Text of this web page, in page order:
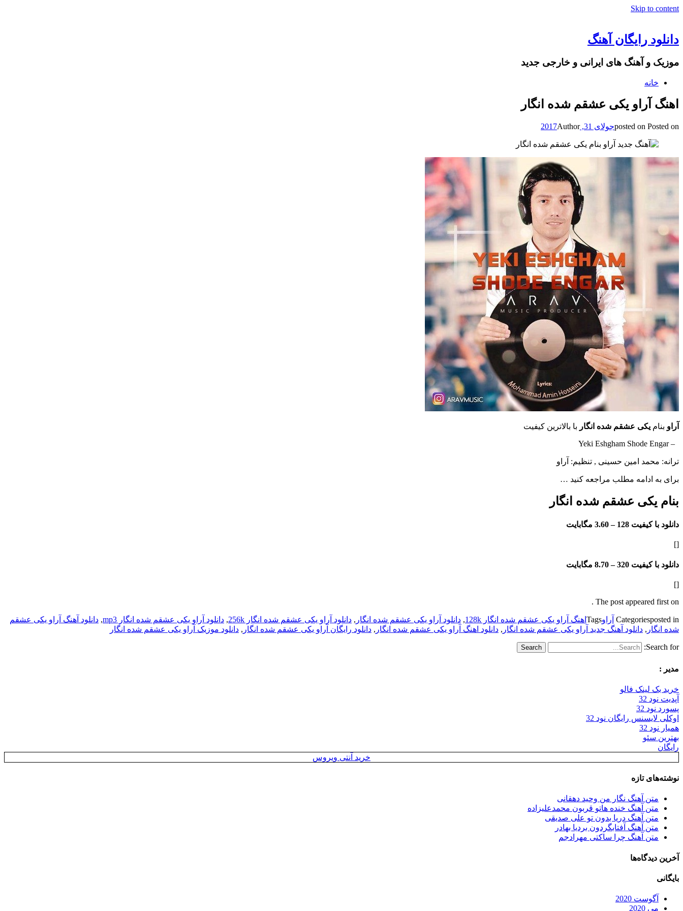
Skip to content
دانلود رایگان آهنگ
موزیک و آهنگ های ایرانی و خارجی جدید
خانه
اهنگ آراو یکی عشقم شده انگار
posted on Posted on جولای 31, 2017 Author
آراو بنام یکی عشقم شده انگار با بالاترین کیفیت
– Yeki Eshgham Shode Engar
ترانه: محمد امین حسینی , تنظیم: آراو
برای به ادامه مطلب مراجعه کنید …
بنام یکی عشقم شده انگار
دانلود با کیفیت 128 – 3.60 مگابایت
[]
دانلود با کیفیت 320 – 8.70 مگابایت
[]
The post appeared first on .
Categoriesposted in آراوTags اهنگ آراو یکی عشقم شده انگار 128k , دانلود آراو یکی عشقم شده انگار , دانلود آراو یکی عشقم شده انگار 256k , دانلود آراو یکی عشقم شده انگار mp3 , دانلود آهنگ آراو یکی عشقم
شده انگار , دانلود آهنگ جدید آراو یکی عشقم شده انگار , دانلود اهنگ آراو یکی عشقم شده انگار , دانلود رایگان آراو یکی عشقم شده انگار , دانلود موزیک آراو یکی عشقم شده انگار
Search for:
مدیر :
خرید بک لینک فالو
آپدیت نود 32
پسورد نود 32
اوکلی لایسنس رایگان نود 32
همیار نود 32
بهترین سئو
رایگان
خرید آنتی ویروس
نوشته‌های تازه
متن آهنگ نگار من وحید دهقانی
متن آهنگ خنده هاتو قربون محمدعلیزاده
متن آهنگ دریا بدون تو علی صدیقی
متن آهنگ آفتابگردون بردیا بهادر
متن آهنگ چرا ساکتی مهرادجم
آخرین دیدگاه‌ها
بایگانی
آگوست 2020
می 2020